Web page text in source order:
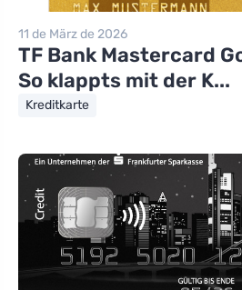
11 de März de 2026
TF Bank Mastercard
So klappts mit der K...
Kreditkarte